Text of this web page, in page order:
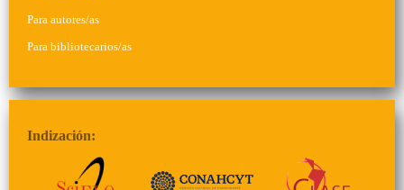
Para autores/as
Para bibliotecarios/as
Indización: